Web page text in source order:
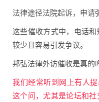
法律途径法院起诉，申请
这些催收方式中，电话
较少且容易引发争议。
邦弘法律外访催收是真的
我们经常听到网上有人
这个问，尤其是论坛和